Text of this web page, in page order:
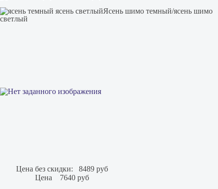
Ясень шимо темный/ясень шимо
светлый
Цена без скидки:
8489 руб
Цена
7640 руб